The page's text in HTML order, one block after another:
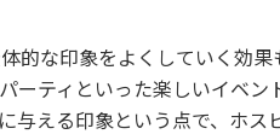
的な印象をよくしていく効
ーティといった楽しいイベ
える印象という点で、ホ